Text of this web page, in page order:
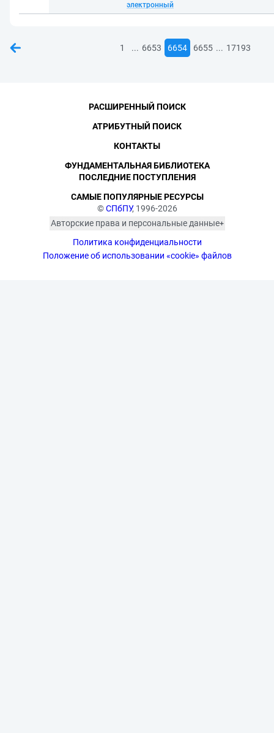
электронный
1 ... 6653 6654 6655 ... 17193
©СПбПУ, 1996-2026
Авторские права и персональные данные
изображённых лиц в соответствии
с требованиями законодательства
Политика конфиденциальности
Положение об использовании «cookie» файлов
РАСШИРЕННЫЙ ПОИСК
АТРИБУТНЫЙ ПОИСК
КОНТАКТЫ
ФУНДАМЕНТАЛЬНАЯ БИБЛИОТЕКА
ПОСЛЕДНИЕ ПОСТУПЛЕНИЯ
САМЫЕ ПОПУЛЯРНЫЕ РЕСУРСЫ